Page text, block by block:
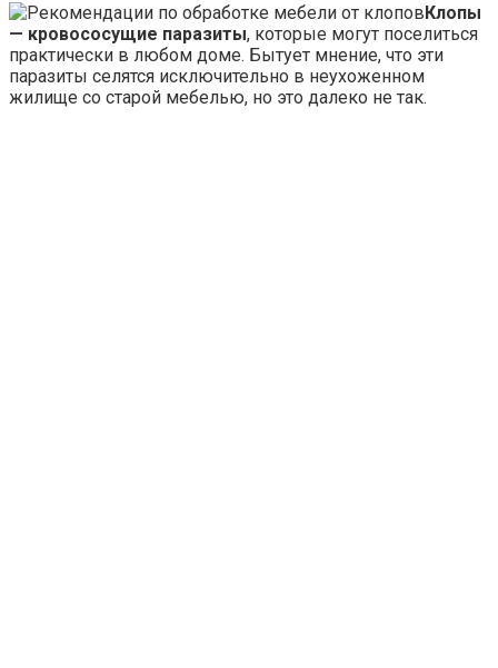
Клопы
— кровососущие паразиты, которые могут поселиться
практически в любом доме. Бытует мнение, что эти
паразиты селятся исключительно в неухоженном
жилище со старой мебелью, но это далеко не так.